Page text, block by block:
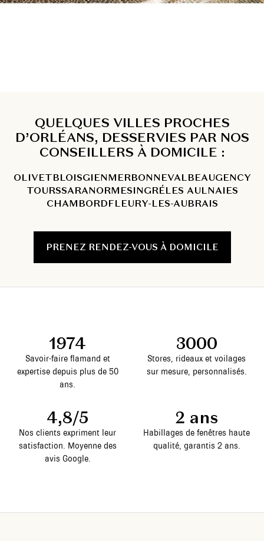
QUELQUES VILLES PROCHES
D’ORLÉANS, DESSERVIES PAR NOS
CONSEILLERS À DOMICILE :
OLIVETBLOISGIENMERBONNEVALBEAUGENCY
TOURSSARANORMESINGRÉLES AULNAIES
CHAMBORDFLEURY-LES-AUBRAIS
PRENEZ RENDEZ-VOUS À DOMICILE
1974
Savoir-faire flamand et
expertise depuis plus de 50
ans.
3000
Stores, rideaux et voilages
sur mesure, personnalisés.
4,8/5
Nos clients expriment leur
satisfaction. Moyenne des
avis Google.
2 ans
Habillages de fenêtres haute
qualité, garantis 2 ans.